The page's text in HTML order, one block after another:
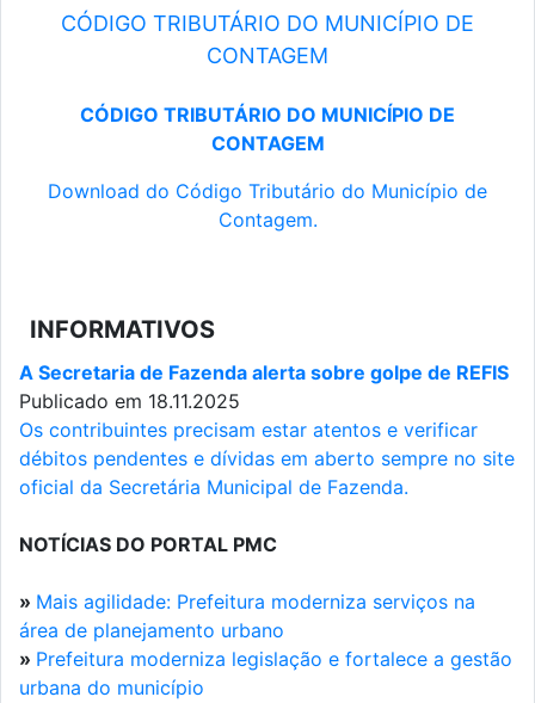
CÓDIGO TRIBUTÁRIO DO MUNICÍPIO DE
CONTAGEM
CÓDIGO TRIBUTÁRIO DO MUNICÍPIO DE
CONTAGEM
Download do Código Tributário do Município de
Contagem.
INFORMATIVOS
A Secretaria de Fazenda alerta sobre golpe de REFIS
Publicado em 18.11.2025
Os contribuintes precisam estar atentos e verificar
débitos pendentes e dívidas em aberto sempre no site
oficial da Secretária Municipal de Fazenda.
NOTÍCIAS DO PORTAL PMC
» Mais agilidade: Prefeitura moderniza serviços na
área de planejamento urbano
» Prefeitura moderniza legislação e fortalece a gestão
urbana do município